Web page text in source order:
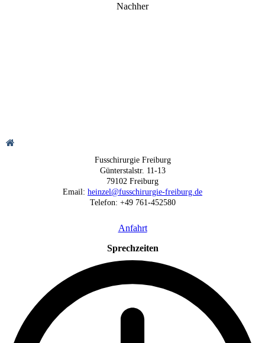
Nachher
Fusschirurgie Freiburg
Günterstalstr. 11-13
79102 Freiburg
Email: heinzel@fusschirurgie-freiburg.de
Telefon: +49 761-452580
Anfahrt
Sprechzeiten